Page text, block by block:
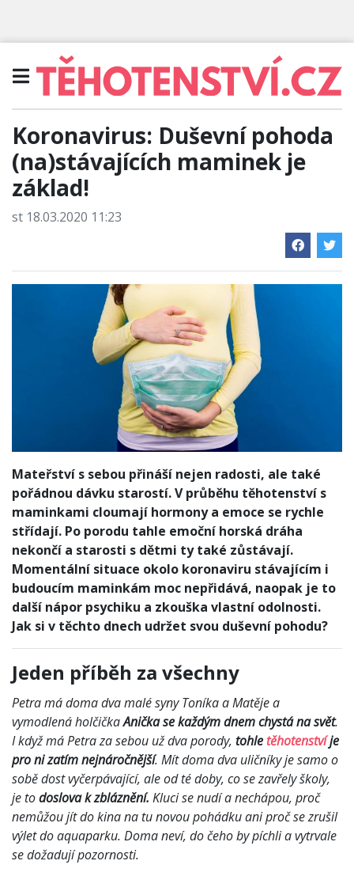
Koronavirus: Duševní pohoda
(na)stávajících maminek je
základ!
st 18.03.2020 11:23
Mateřství s sebou přináší nejen radosti, ale také
pořádnou dávku starostí. V průběhu těhotenství s
maminkami cloumají hormony a emoce se rychle
střídají. Po porodu tahle emoční horská dráha
nekončí a starosti s dětmi ty také zůstávají.
Momentální situace okolo koronaviru stávajícím i
budoucím maminkám moc nepřidává, naopak je to
další nápor psychiku a zkouška vlastní odolnosti.
Jak si v těchto dnech udržet svou duševní pohodu?
Jeden příběh za všechny
Petra má doma dva malé syny Toníka a Matěje a
vymodlená holčičkaAnička se každým dnem chystá na svět.
I když má Petra za sebou už dva porody, tohletěhotenstvíje
pro ni zatím nejnáročnější. Mít doma dva uličníky je samo o
sobě dost vyčerpávající, ale od té doby, co se zavřely školy,
je todoslova k zbláznění. Kluci se nudí a nechápou, proč
nemůžou jít do kina na tu novou pohádku ani proč se zrušil
výlet do aquaparku. Doma neví, do čeho by píchli a vytrvale
se dožadují pozornosti.